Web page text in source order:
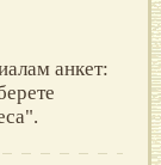
анкет: